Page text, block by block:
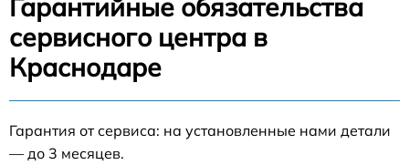
Гарантийные обязательства
сервисного центра в
Краснодаре
Гарантия от сервиса: на установленные нами детали
— до 3 месяцев.